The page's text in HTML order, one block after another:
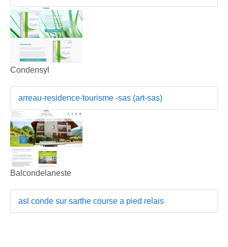
Condensyl
arreau-residence-tourisme -sas (art-sas)
Balcondelaneste
asl conde sur sarthe course a pied relais